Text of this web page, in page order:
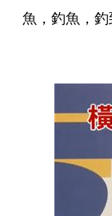
魚，釣魚，釣